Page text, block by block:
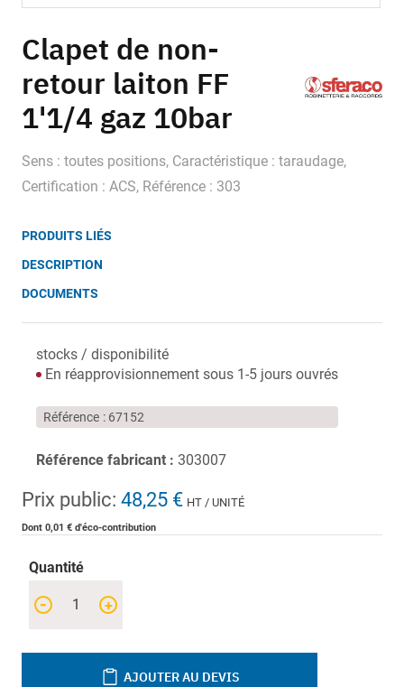
to
the
beginning
of
the
images
gallery
Clapet de non-
retour laiton FF
1'1/4 gaz 10bar
Sens : toutes positions, Caractéristique : taraudage,
Certification : ACS, Référence : 303
PRODUITS LIÉS
DESCRIPTION
DOCUMENTS
stocks / disponibilité
En réapprovisionnement sous 1-5 jours ouvrés
Référence 67152
Référence fabricant : 303007
Prix public: 48,25 € HT / UNITÉ
Dont 0,01 € d'éco-contribution
Quantité
+
-
AJOUTER AU DEVIS